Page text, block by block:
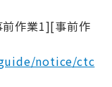
前作業1][事前作
notice/ctc